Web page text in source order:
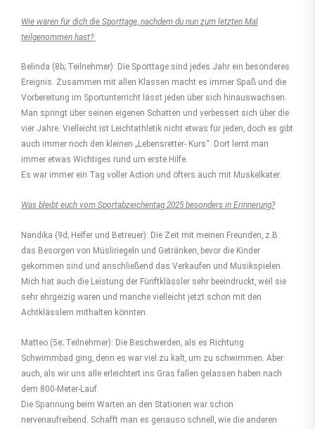
Wie waren für dich die Sporttage, nachdem du nun zum letzten Mal
teilgenommen hast?
Belinda (8b; Teilnehmer): Die Sporttage sind jedes Jahr ein besonderes
Ereignis. Zusammen mit allen Klassen macht es immer Spaß und die
Vorbereitung im Sportunterricht lässt jeden über sich hinauswachsen.
Man springt über seinen eigenen Schatten und verbessert sich über die
vier Jahre. Vielleicht ist Leichtathletik nicht etwas für jeden, doch es gibt
auch immer noch den kleinen „Lebensretter- Kurs“. Dort lernt man
immer etwas Wichtiges rund um erste Hilfe.
Es war immer ein Tag voller Action und öfters auch mit Muskelkater.
Was bleibt euch vom Sportabzeichentag 2025 besonders in Erinnerung?
Nandika (9d; Helfer und Betreuer): Die Zeit mit meinen Freunden, z.B.
das Besorgen von Müsliriegeln und Getränken, bevor die Kinder
gekommen sind und anschließend das Verkaufen und Musikspielen.
Mich hat auch die Leistung der Fünftklässler sehr beeindruckt, weil sie
sehr ehrgeizig waren und manche vielleicht jetzt schon mit den
Achtklässlern mithalten könnten.
Matteo (5e; Teilnehmer): Die Beschwerden, als es Richtung
Schwimmbad ging, denn es war viel zu kalt, um zu schwimmen. Aber
auch, als wir uns alle erleichtert ins Gras fallen gelassen haben nach
dem 800-Meter-Lauf.
Die Spannung beim Warten an den Stationen war schon
nervenaufreibend. Schafft man es genauso schnell, wie die anderen